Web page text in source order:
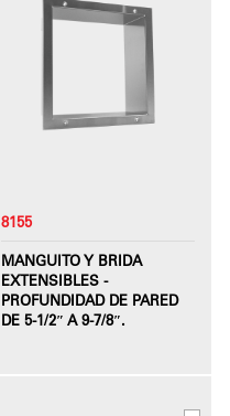
8155
MANGUITO Y BRIDA
EXTENSIBLES -
PROFUNDIDAD DE PARED
DE 5-1/2″ A 9-7/8″.